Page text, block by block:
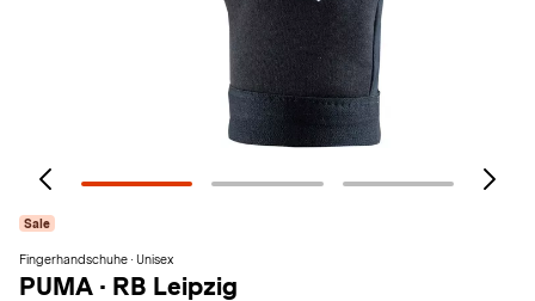
Sale
Fingerhandschuhe · Unisex
PUMA · RB Leipzig